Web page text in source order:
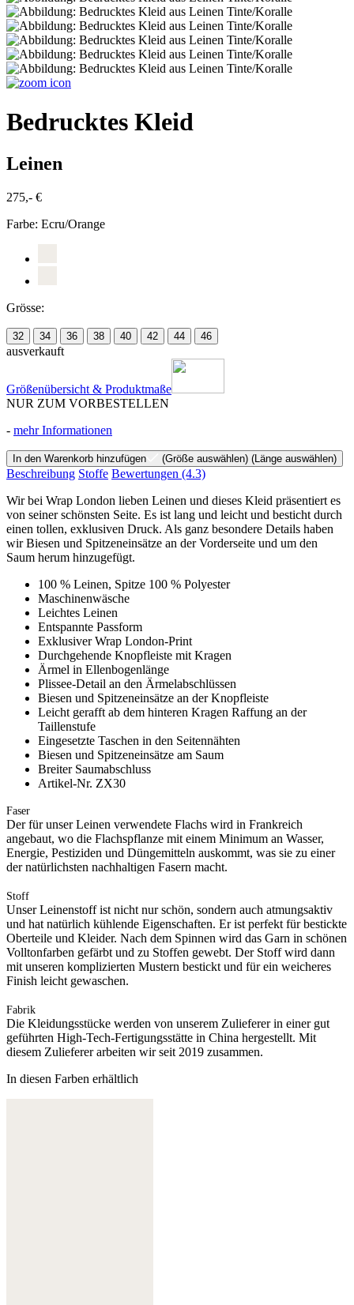
Bedrucktes Kleid
Leinen
275,- €
Farbe: Ecru/Orange
Grösse:
32 34 36 38 40 42 44 46
ausverkauft
Größenübersicht & Produktmaße
NUR ZUM VORBESTELLEN
- mehr Informationen
In den Warenkorb hinzufügen (Größe auswählen) (Länge auswählen)
Beschreibung Stoffe Bewertungen (4.3)
Wir bei Wrap London lieben Leinen und dieses Kleid präsentiert es
von seiner schönsten Seite. Es ist lang und leicht und besticht durch
einen tollen, exklusiven Druck. Als ganz besondere Details haben
wir Biesen und Spitzeneinsätze an der Vorderseite und um den
Saum herum hinzugefügt.
100 % Leinen, Spitze 100 % Polyester
Maschinenwäsche
Leichtes Leinen
Entspannte Passform
Exklusiver Wrap London-Print
Durchgehende Knopfleiste mit Kragen
Ärmel in Ellenbogenlänge
Plissee-Detail an den Ärmelabschlüssen
Biesen und Spitzeneinsätze an der Knopfleiste
Leicht gerafft ab dem hinteren Kragen Raffung an der
Taillenstufe
Eingesetzte Taschen in den Seitennähten
Biesen und Spitzeneinsätze am Saum
Breiter Saumabschluss
Artikel-Nr. ZX30
Faser
Der für unser Leinen verwendete Flachs wird in Frankreich
angebaut, wo die Flachspflanze mit einem Minimum an Wasser,
Energie, Pestiziden und Düngemitteln auskommt, was sie zu einer
der natürlichsten nachhaltigen Fasern macht.
Stoff
Unser Leinenstoff ist nicht nur schön, sondern auch atmungsaktiv
und hat natürlich kühlende Eigenschaften. Er ist perfekt für bestickte
Oberteile und Kleider. Nach dem Spinnen wird das Garn in schönen
Volltonfarben gefärbt und zu Stoffen gewebt. Der Stoff wird dann
mit unseren komplizierten Mustern bestickt und für ein weicheres
Finish leicht gewaschen.
Fabrik
Die Kleidungsstücke werden von unserem Zulieferer in einer gut
geführten High-Tech-Fertigungsstätte in China hergestellt. Mit
diesem Zulieferer arbeiten wir seit 2019 zusammen.
In diesen Farben erhältlich